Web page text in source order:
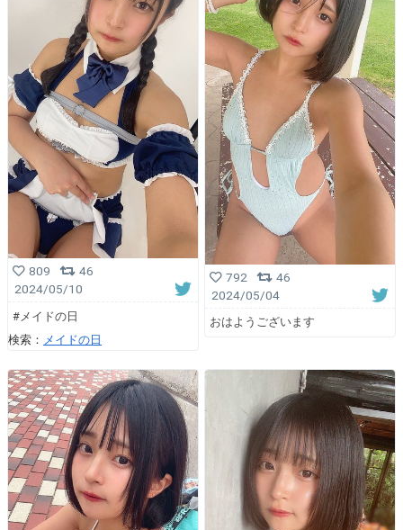
809
46
2024/05/10
#メイドの日
検索： メイドの日
792
46
2024/05/04
おはようございます